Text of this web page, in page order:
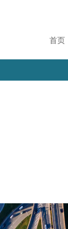
首页